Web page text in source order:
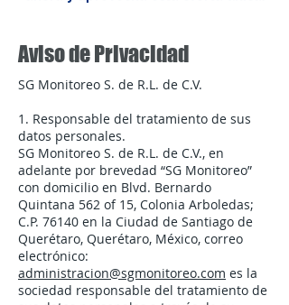
Aviso de Privacidad
SG Monitoreo S. de R.L. de C.V.
1. Responsable del tratamiento de sus
datos personales.
SG Monitoreo S. de R.L. de C.V., en
adelante por brevedad “SG Monitoreo”
con domicilio en Blvd. Bernardo
Quintana 562 of 15, Colonia Arboledas;
C.P. 76140 en la Ciudad de Santiago de
Querétaro, Querétaro, México, correo
electrónico:
administracion@sgmonitoreo.com es la
sociedad responsable del tratamiento de